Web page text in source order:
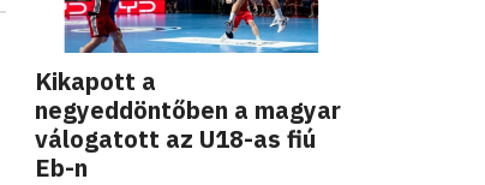
Kikapott a
negyeddöntőben a magyar
válogatott az U18-as fiú
Eb-n